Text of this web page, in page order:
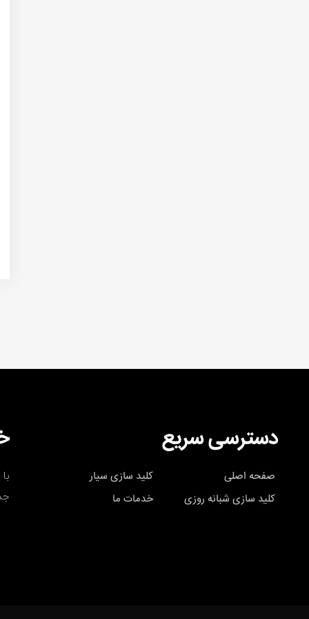
دسترسی سریع
صفحه اصلی
کلید سازی سیار
کلید سازی شبانه روزی
خدمات ما